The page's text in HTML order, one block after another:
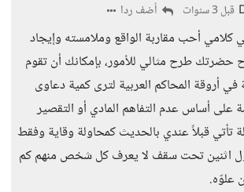
قبل 3 سنوات أضف ردا
كلامي أحب مقاربة الواقع وملامسته وإيجاد
حضرتك طرح مثالي للأمور، بإمكانك أن تقوم
أروقة المحاكم العربية لترى كمية دعاوى
على أساس عدم التفاهم المادي أو التقصير
تأتي قبلاً عندي بالحديث كمحاولة وقاية وفقط
اثنين تحت سقف لا يعرف كل شخص منهم كم
علوّه.